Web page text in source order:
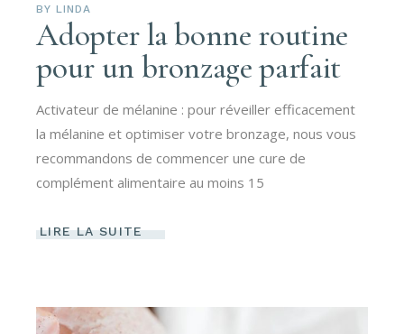
BY LINDA
Adopter la bonne routine
pour un bronzage parfait
Activateur de mélanine : pour réveiller efficacement
la mélanine et optimiser votre bronzage, nous vous
recommandons de commencer une cure de
complément alimentaire au moins 15
LIRE LA SUITE